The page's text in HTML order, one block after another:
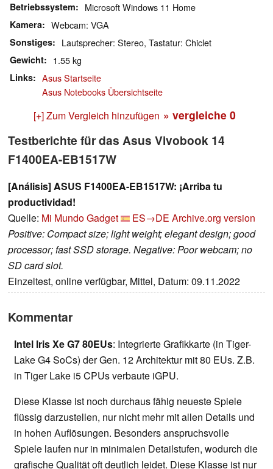
Betriebssystem Microsoft Windows 11 Home
Kamera Webcam: VGA
Sonstiges Lautsprecher: Stereo, Tastatur: Chiclet
Gewicht 1.55 kg
Links
Asus Startseite
Asus Notebooks Übersichtseite
[+] Zum Vergleich hinzufügen » vergleiche 0
Testberichte für das Asus Vivobook 14
F1400EA-EB1517W
[Análisis] ASUS F1400EA-EB1517W: ¡Arriba tu
productividad!
Quelle: Mi Mundo Gadget ES→DE Archive.org version
Positive: Compact size; light weight; elegant design; good
processor; fast SSD storage. Negative: Poor webcam; no
SD card slot.
Einzeltest, online verfügbar, Mittel, Datum: 09.11.2022
Kommentar
Intel Iris Xe G7 80EUs: Integrierte Grafikkarte (in Tiger-
Lake G4 SoCs) der Gen. 12 Architektur mit 80 EUs. Z.B.
in Tiger Lake i5 CPUs verbaute iGPU.
Diese Klasse ist noch durchaus fähig neueste Spiele
flüssig darzustellen, nur nicht mehr mit allen Details und
in hohen Auflösungen. Besonders anspruchsvolle
Spiele laufen nur in minimalen Detailstufen, wodurch die
grafische Qualität oft deutlich leidet. Diese Klasse ist nur